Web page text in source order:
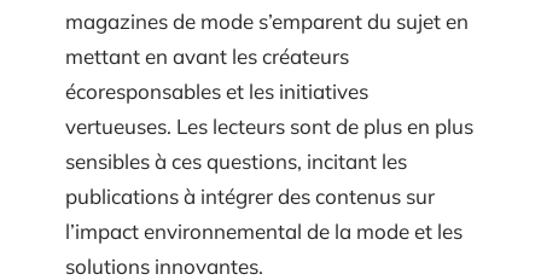
magazines de mode s’emparent du sujet en
mettant en avant les créateurs
écoresponsables et les initiatives
vertueuses. Les lecteurs sont de plus en plus
sensibles à ces questions, incitant les
publications à intégrer des contenus sur
l’impact environnemental de la mode et les
solutions innovantes.